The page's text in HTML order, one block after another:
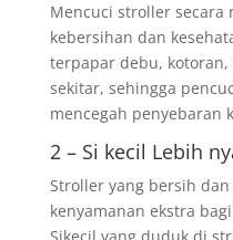
Mencuci stroller
kebersihan dan
terpapar debu,
sekitar, sehingga
mencegah penyebaran
2 – Si kecil Lebih
Stroller yang bersih
kenyamanan ekstra